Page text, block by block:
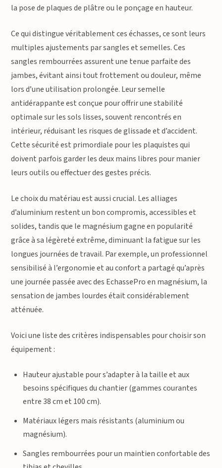
la pose de plaques de plâtre ou le ponçage en hauteur.
Ce qui distingue véritablement ces échasses, ce sont leurs
multiples ajustements par sangles et semelles. Ces
sangles rembourrées assurent une tenue parfaite des
jambes, évitant ainsi tout frottement ou douleur, même
lors d’une utilisation prolongée. Leur semelle
antidérappante est conçue pour offrir une stabilité
optimale sur les sols lisses, souvent rencontrés en
intérieur, réduisant les risques de glissade et d’accident.
Cette sécurité est primordiale pour les plaquistes qui
doivent parfois garder les deux mains libres pour manier
leurs outils ou effectuer des gestes précis.
Le choix du matériau est aussi crucial. Les alliages
d’aluminium restent un bon compromis, accessibles et
solides, tandis que le magnésium gagne en popularité
grâce à sa légèreté extrême, diminuant la fatigue sur les
longues journées de travail. Par exemple, un professionnel
sensibilisé à l’ergonomie et au confort a partagé qu’après
une journée passée avec des EchassePro en magnésium, la
sensation de jambes lourdes était considérablement
atténuée.
Voici une liste des critères indispensables pour choisir son
équipement :
Hauteur ajustable pour s’adapter à la taille et aux
besoins spécifiques du chantier (gammes courantes
entre 38 cm et 100 cm).
Matériaux légers mais résistants (aluminium ou
magnésium).
Sangles rembourrées pour un maintien confortable des